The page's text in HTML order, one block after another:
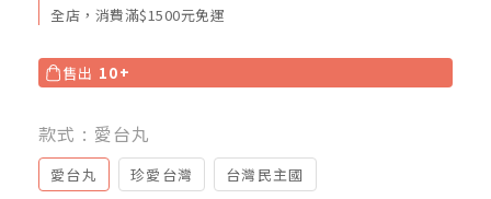
全店，消費滿$1500元免運
售出 10+
款式 : 愛台丸
愛台丸 珍愛台灣 台灣民主國